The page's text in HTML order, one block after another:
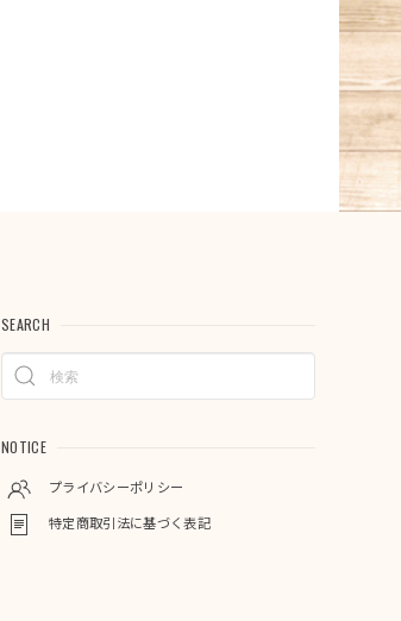
SEARCH
NOTICE
プライバシーポリシー
特定商取引法に基づく表記